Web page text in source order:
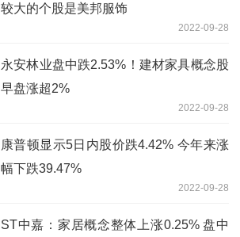
较大的个股是美邦服饰
2022-09-28
永安林业盘中跌2.53%！建材家具概念股
早盘涨超2%
2022-09-28
康普顿显示5日内股价跌4.42% 今年来涨
幅下跌39.47%
2022-09-28
ST中嘉：家居概念整体上涨0.25% 盘中